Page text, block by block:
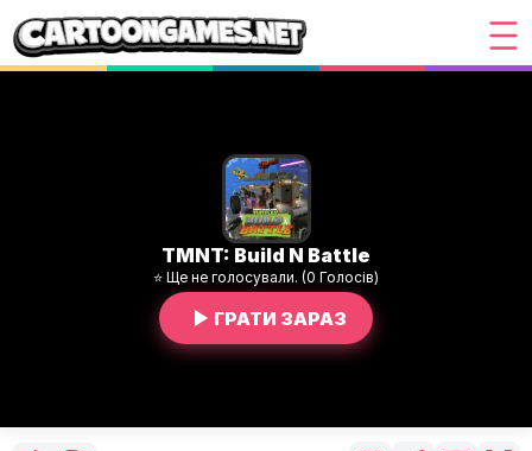
TMNT: Build N Battle
⭐ Ще не голосували. (0 Голосів)
ГРАТИ ЗАРАЗ